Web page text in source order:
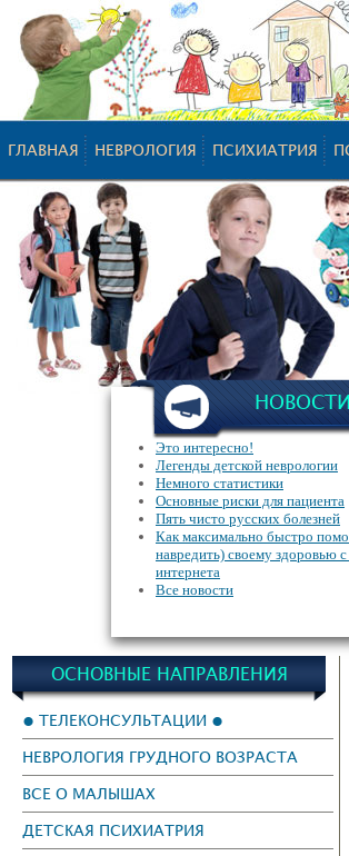
ГЛАВНАЯ НЕВРОЛОГИЯ ПСИХИАТРИЯ
Это интересно!
Легенды детской неврологии
Немного статистики
Основные риски для пациента
Пять чисто русских болезней
Как максимально быстро
навредить) своему здоровью
интернета
Все новости
ОСНОВНЫЕ НАПРАВЛЕНИЯ
● ТЕЛЕКОНСУЛЬТАЦИИ ●
НЕВРОЛОГИЯ ГРУДНОГО ВОЗРАСТА
ВСЕ О МАЛЫШАХ
ДЕТСКАЯ ПСИХИАТРИЯ